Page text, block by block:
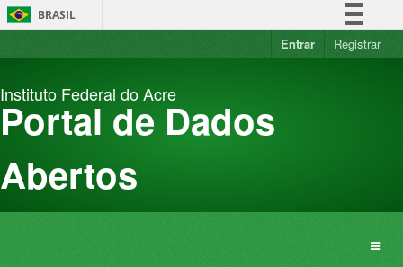
Pular
para
BRASIL
Simplifique!
Acesso à informação
Entrar Registrar
Instituto Federal do Acre
Portal de Dados
Abertos